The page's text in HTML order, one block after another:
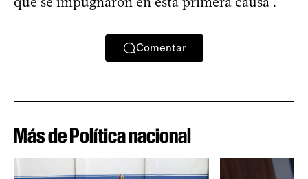
Comentar
Más de Política nacional